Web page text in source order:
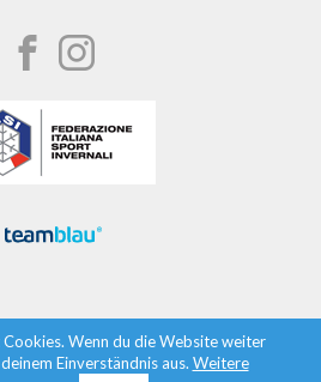
Wenn du die Website weiter
Einverständnis aus. Weitere